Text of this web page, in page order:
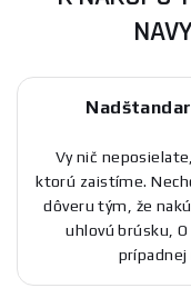
Vy nič
ktorú zaistíme.
dôveru tým, že
uhlovú brúsku,
prípadnej